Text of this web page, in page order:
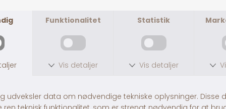
Link til loven om hundetegn:
Fragt fra 39,-